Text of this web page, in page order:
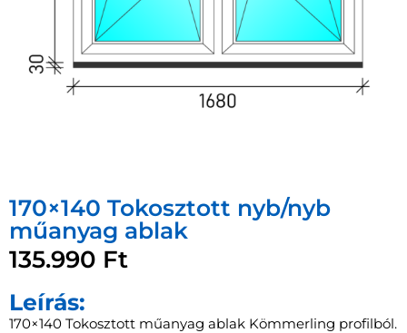
170×140 Tokosztott nyb/nyb
műanyag ablak
135.990 Ft
Leírás:
170×140 Tokosztott műanyag ablak Kömmerling profilból.